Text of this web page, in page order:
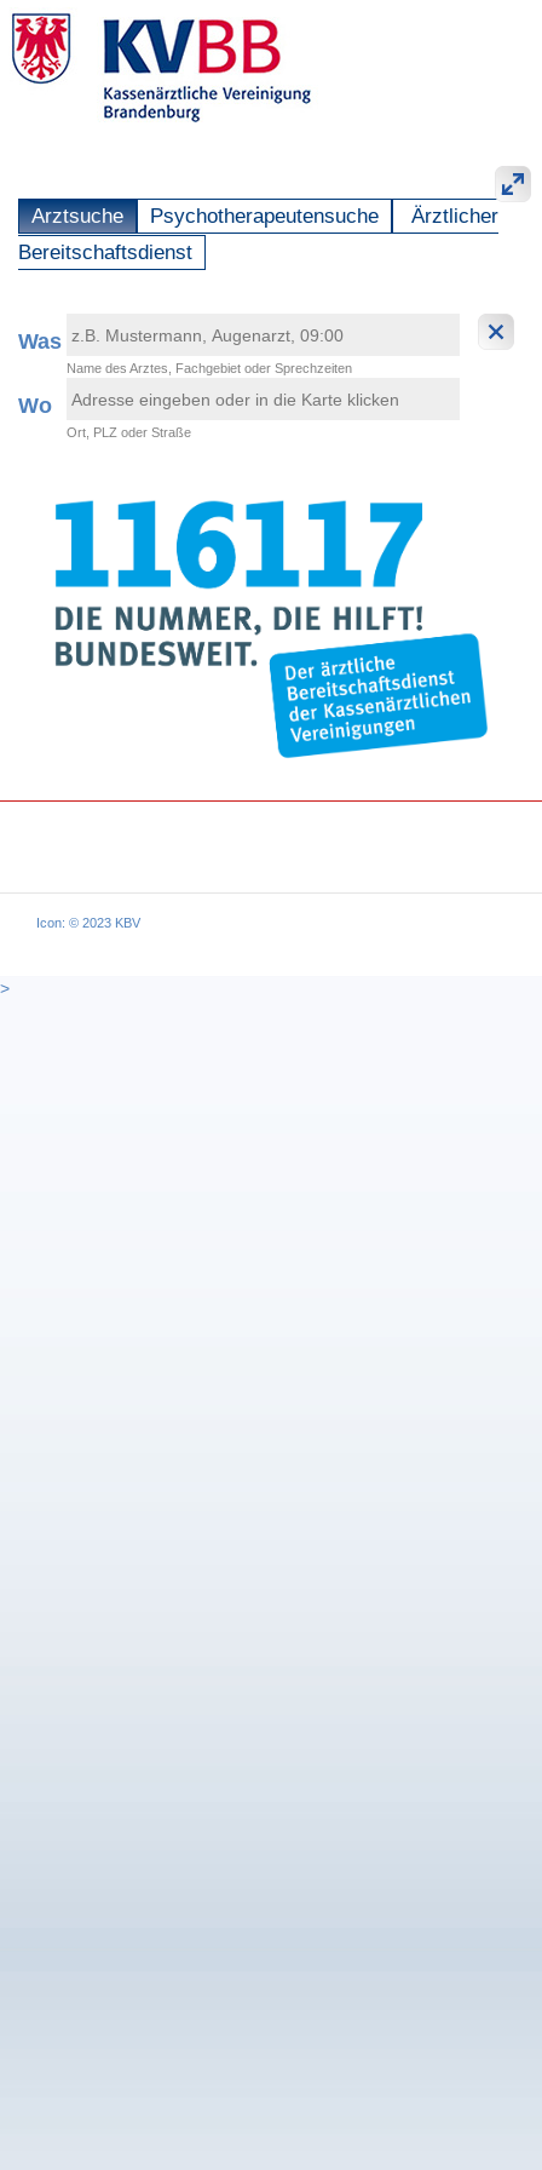
Arztsuche Psychotherapeutensuche
Ärztlicher
Bereitschaftsdienst
Was
Name des Arztes, Fachgebiet oder Sprechzeiten
Wo
Ort, PLZ oder Straße
Icon: © 2023 KBV
>